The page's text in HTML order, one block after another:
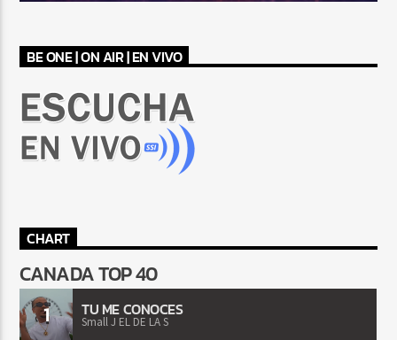
BE ONE | ON AIR | EN VIVO
CHART
CANADA TOP 40
1 TU ME CONOCES
Small J EL DE LA S